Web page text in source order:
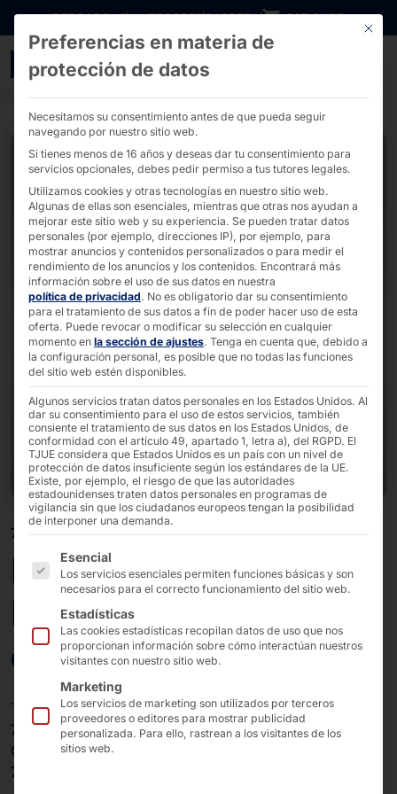
Ir directamente al contenido
DESCARGASINVERSORESCARRERA B2B SHOP
PC táctiles de marco
7" - 32"
PC táctiles Elkhart
Lake x6413E (marco
abierto)
Tamaños de pantalla táctil disponibles:
7″, 10,1″, 11,6″, 13,3″, 15″, 15,6″, 21,5″, 24″
Como variante de alto brillo:
7″, 10,1″, 11,6″, 13,3″, 15″, 15,6″, 21,5″, 24″, 27″, 32″
Este
Preferencias en materia de
protección de datos
Necesitamos su consentimiento antes de que pueda seguir
navegando por nuestro sitio web.
Si tienes menos de 16 años y deseas dar tu consentimiento para
servicios opcionales, debes pedir permiso a tus tutores legales.
Utilizamos cookies y otras tecnologías en nuestro sitio web.
Algunas de ellas son esenciales, mientras que otras nos ayudan a
mejorar este sitio web y su experiencia. Se pueden tratar datos
personales (por ejemplo, direcciones IP), por ejemplo, para
mostrar anuncios y contenidos personalizados o para medir el
rendimiento de los anuncios y los contenidos. Encontrará más
información sobre el uso de sus datos en nuestra
política de privacidad. No es obligatorio dar su consentimiento
para el tratamiento de sus datos a fin de poder hacer uso de esta
oferta. Puede revocar o modificar su selección en cualquier
momento en la sección de ajustes. Tenga en cuenta que, debido a
la configuración personal, es posible que no todas las funciones
del sitio web estén disponibles.
Algunos servicios tratan datos personales en los Estados Unidos. Al
dar su consentimiento para el uso de estos servicios, también
consiente el tratamiento de sus datos en los Estados Unidos, de
conformidad con el artículo 49, apartado 1, letra a), del RGPD. El
TJUE considera que Estados Unidos es un país con un nivel de
protección de datos insuficiente según los estándares de la UE.
Existe, por ejemplo, el riesgo de que las autoridades
estadounidenses traten datos personales en programas de
vigilancia sin que los ciudadanos europeos tengan la posibilidad
de interponer una demanda.
A continuación se enumeran los grupos de servicios
Esencial
Los servicios esenciales permiten funciones básicas y son
necesarios para el correcto funcionamiento del sitio web.
Estadísticas
Las cookies estadísticas recopilan datos de uso que nos
proporcionan información sobre cómo interactúan nuestros
visitantes con nuestro sitio web.
Marketing
Los servicios de marketing son utilizados por terceros
proveedores o editores para mostrar publicidad
personalizada. Para ello, rastrean a los visitantes de los
sitios web.